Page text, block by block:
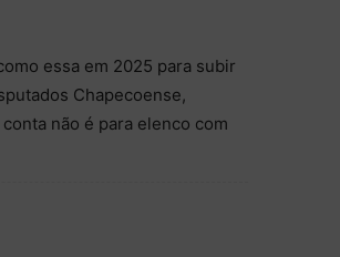
essa em 2025 para subir
Chapecoense,
não é para elenco com